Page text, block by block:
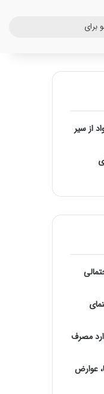
از سیر
مصرف
عوارض